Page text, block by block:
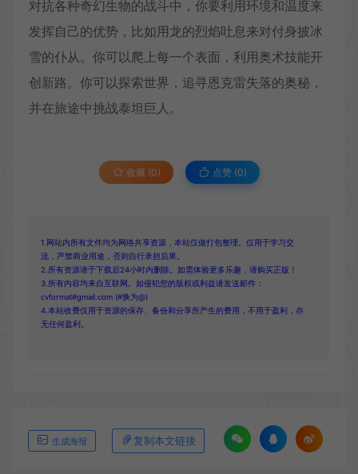
对抗各种奇幻生物的战斗中，你要利用环境和温度来
发挥自己的优势，比如用龙的烈焰吐息来对付身披冰
雪的仆从。你可以爬上每一个表面，利用奥术技能开
创新路。你可以探索世界，追寻恩克雷失落的奥秘，
并在旅途中挑战泰坦巨人。
收藏 (0) 点赞 (0)
1.网站内所有文件均为网络共享资源，本站仅做打包整理。仅用于学习交
流，严禁商业用途，否则自行承担后果。
2.所有资源请于下载后24小时内删除。如需体验更多乐趣，请购买正版！
3.所有内容均来自互联网。如侵犯您的版权或利益请发送邮件：
cvformat#gmail.com (#换为@)
4.本站收费仅用于资源的保存、备份和分享所产生的费用，不用于盈利，亦
无任何盈利。
生成海报 复制本文链接